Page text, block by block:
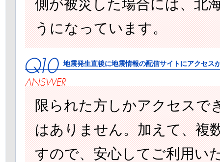
側が被災した場合には、北
うになっています。
地震発生直後に地震情報の配信サイトにアクセス
限られた方しかアクセスで
はありません。加えて、複
すので、安心してご利用い